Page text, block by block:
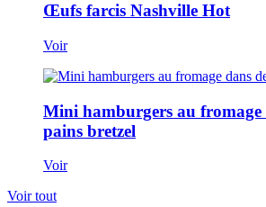
Œufs farcis Nashville Hot
Voir
Mini hamburgers au fromage
pains bretzel
Voir
Voir tout